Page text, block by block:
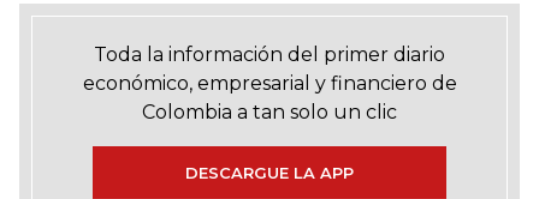
Toda la información del primer diario
económico, empresarial y financiero de
Colombia a tan solo un clic
DESCARGUE LA APP